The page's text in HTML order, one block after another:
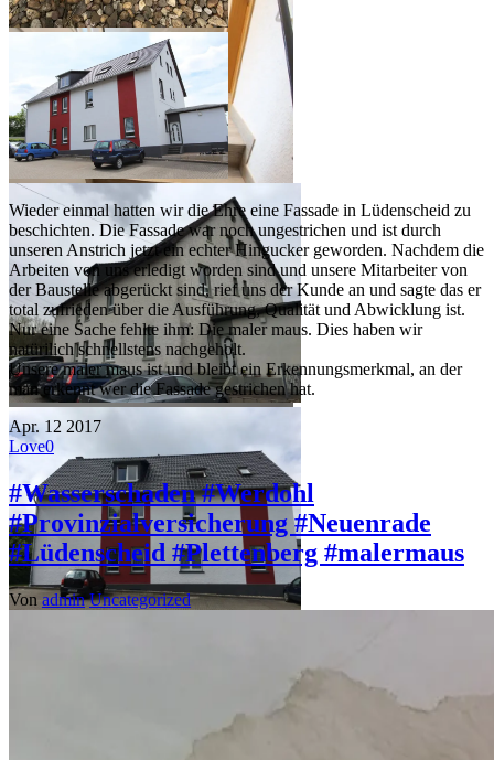
Wieder einmal hatten wir die Ehre eine Fassade in Lüdenscheid zu
beschichten. Die Fassade war noch ungestrichen und ist durch
unseren Anstrich jetzt ein echter Hingucker geworden. Nachdem die
Arbeiten von uns erledigt worden sind und unsere Mitarbeiter von
der Baustelle abgerückt sind, rief uns der Kunde an und sagte das er
total zufrieden über die Ausführung, Qualität und Abwicklung ist.
Nur eine Sache fehlte ihm: Die maler maus. Dies haben wir
natürilich schnellstens nachgeholt.
Unsere maler maus ist und bleibt ein Erkennungsmerkmal, an der
man erkennt wer die Fassade gestrichen hat.
Apr. 12 2017
Love0
#Wasserschaden #Werdohl
#Provinzialversicherung #Neuenrade
#Lüdenscheid #Plettenberg #malermaus
Von admin Uncategorized